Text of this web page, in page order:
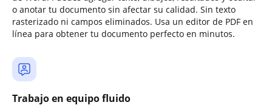
o anotar tu documento sin afectar su calidad. Sin texto
rasterizado ni campos eliminados. Usa un editor de PDF en
línea para obtener tu documento perfecto en minutos.
Trabajo en equipo fluido